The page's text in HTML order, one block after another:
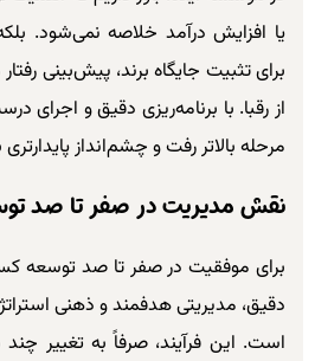
یا افزایش درآمد خلاصه نمی‌شود.
برای تثبیت جایگاه برند، پیش‌بینی
از رقبا. با برنامه‌ریزی دقیق و اجرای
مرحله بالاتر رفت و چشم‌انداز
نقش مدیریت در صفر تا صد
برای موفقیت در صفر تا صد توسعه
دقیق، مدیریتی هدفمند و ذهنی
است. این فرآیند، صرفاً به تغییر چند